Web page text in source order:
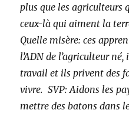
plus que les agriculteurs
ceux-là qui aiment la
Quelle misère: ces
l’ADN de l’agriculteur
travail et ils privent des
vivre. SVP: Aidons les
mettre des batons dans